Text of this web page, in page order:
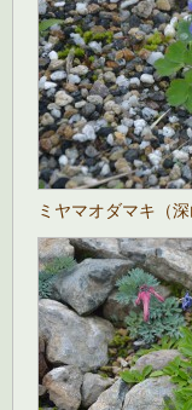
ミヤマオダマキ（